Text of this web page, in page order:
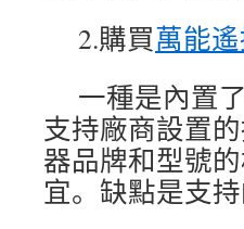
2.購買萬能
一種是內置
支持廠商設置
器品牌和型號
宜。缺點是支